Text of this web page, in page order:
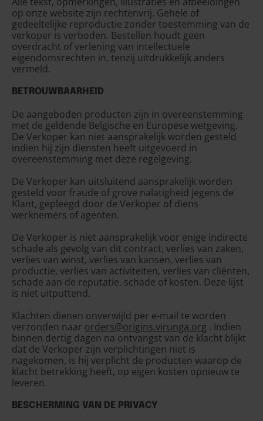
op onze website zijn rechtenvrij. Gehele of
gedeeltelijke reproductie zonder toestemming van de
verkoper is verboden. Bestellen houdt geen
overdracht of verlening van intellectuele
eigendomsrechten in, tenzij uitdrukkelijk anders
vermeld.
BETROUWBAARHEID
De aangeboden producten zijn in overeenstemming
met de geldende Belgische en Europese wetgeving.
De Verkoper kan niet aansprakelijk worden gesteld
indien hij zijn diensten heeft uitgevoerd in
overeenstemming met deze regelgeving.
De Verkoper kan uitsluitend aansprakelijk worden
gesteld voor fraude of grove nalatigheid jegens de
Klant, gepleegd door de Verkoper of diens
werknemers of agenten.
De Verkoper is niet aansprakelijk voor enige indirecte
schade als gevolg van dit contract, verlies van zaken,
verlies van winst, verlies van kansen, verlies van
productie, verlies van activiteiten, verlies van cliënten,
schade aan de reputatie, schade of kosten. Deze lijst
is niet uitputtend.
Klachten dienen onverwijld per e-mail te worden
verzonden naar orders@origins.virunga.org . Indien
binnen dertig dagen na ontvangst van de klacht blijkt
dat de Verkoper zijn verplichtingen niet is
nagekomen, is hij verplicht de producten waarop de
klacht betrekking heeft, op eigen kosten opnieuw te
leveren.
BESCHERMING VAN DE PRIVACY